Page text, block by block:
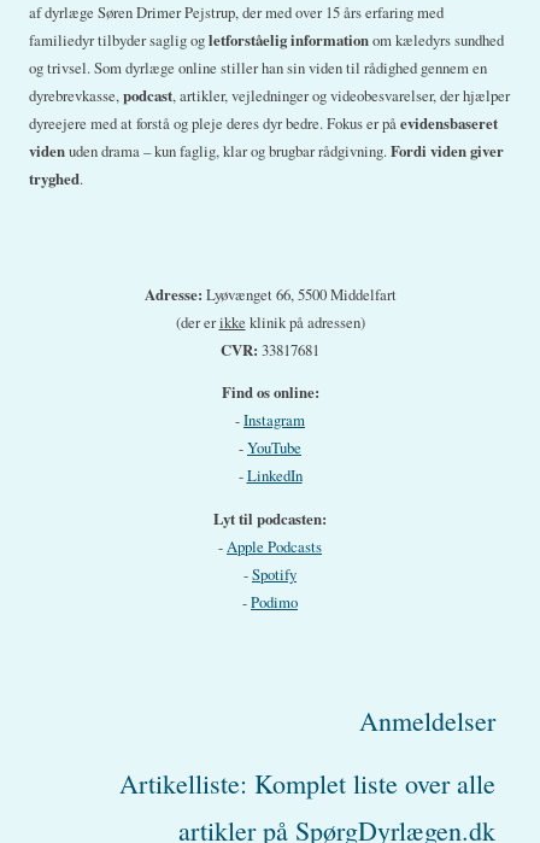
af dyrlæge Søren Drimer Pejstrup, der med over 15 års erfaring med
familiedyr tilbyder saglig ogletforståelig informationom kæledyrs sundhed
og trivsel. Som dyrlæge online stiller han sin viden til rådighed gennem en
dyrebrevkasse,podcast, artikler, vejledninger og videobesvarelser, der hjælper
dyreejere med at forstå og pleje deres dyr bedre. Fokus er påevidensbaseret
videnuden drama – kun faglig, klar og brugbar rådgivning.Fordi viden giver
tryghed.
Adresse: Lyøvænget 66, 5500 Middelfart
(der erikke klinik på adressen)
CVR: 33817681
Find os online:
-Instagram
-YouTube
-LinkedIn
Lyt til podcasten:
-Apple Podcasts
-Spotify
-Podimo
Anmeldelser
Artikelliste: Komplet liste over alle
artikler på SpørgDyrlægen.dk